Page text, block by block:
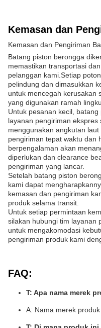
Kemasan dan
Kemasan dan Pengiriman
Batang piston berongga
memastikan transportasi
pelanggan kami.Setiap
pelindung dan dimasukkan
untuk mencegah kerusakan
yang digunakan ramah
Untuk pesanan kecil,
layanan pengiriman
menggunakan angkutan
pengiriman tepat waktu dan
berpengalaman akan
diperlukan dan clearance
pengiriman yang lancar.
Setelah batang piston
kami dapat
kemasan dan pengiriman
produk selama transit.
Untuk setiap permintaan
silakan hubungi tim layanan
untuk mengakomodasi
pengiriman produk kami
FAQ:
T: Apa nama merek
A: Nama merek